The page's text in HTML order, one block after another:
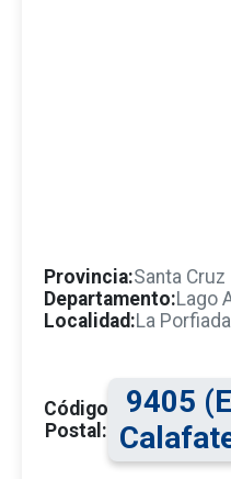
Provincia:Santa Cruz
Departamento:Lago
Localidad:La Porfiada
Código
Postal:
9405